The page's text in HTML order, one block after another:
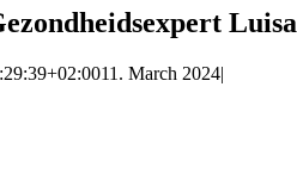
11. March 2024|